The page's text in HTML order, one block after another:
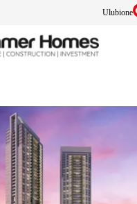
Ulubione